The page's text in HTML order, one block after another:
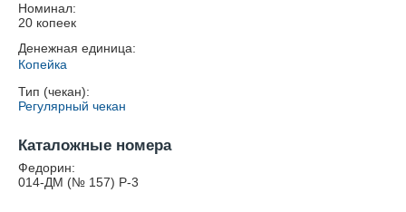
Номинал:
20 копеек
Денежная единица:
Копейка
Тип (чекан):
Регулярный чекан
Каталожные номера
Федорин:
014-ДМ (№ 157) Р-3